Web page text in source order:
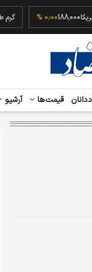
دلار آمریکا188,000۰٫۰۰ %
قیمت‌ها آرشیو